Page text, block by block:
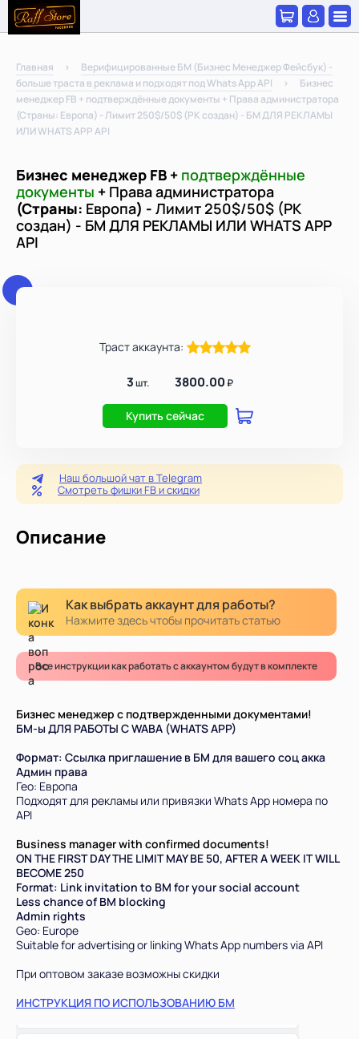
Главная
Верифицированные БМ (Бизнес Менеджер Фейсбук) -
больше траста в реклама и подходят под Whats App API
Бизнес
менеджер FB + подтверждённые документы + Права администратора
(Страны: Европа) - Лимит 250$/50$ (РК создан) - БМ ДЛЯ РЕКЛАМЫ
ИЛИ WHATS APP API
Бизнес менеджер FB + подтверждённые
документы + Права администратора
(Страны: Европа) - Лимит 250$/50$ (РК
создан) - БМ ДЛЯ РЕКЛАМЫ ИЛИ WHATS APP
API
Траст аккаунта:
3шт. 3800.00₽
Купить сейчас
Наш большой чат в Telegram
Смотреть фишки FB и скидки
Описание
Как выбрать аккаунт для работы?
Нажмите здесь чтобы прочитать статью
Все инструкции как работать с аккаунтом будут в комплекте
Бизнес менеджер с подтвержденными документами!
БМ-ы ДЛЯ РАБОТЫ С WABA (WHATS APP)
Формат: Ссылка приглашение в БМ для вашего соц акка
Админ права
Гео: Европа
Подходят для рекламы или привязки Whats App номера по
API
Business manager with confirmed documents!
ON THE FIRST DAY THE LIMIT MAY BE 50, AFTER A WEEK IT WILL
BECOME 250
Format: Link invitation to BM for your social account
Less chance of BM blocking
Admin rights
Geo: Europe
Suitable for advertising or linking Whats App numbers via API
При оптовом заказе возможны скидки
ИНСТРУКЦИЯ ПО ИСПОЛЬЗОВАНИЮ БМ
Всего товара в корзине
Сумма к оплате (без скидок)